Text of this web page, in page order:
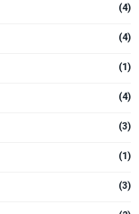
(4)
(4)
(1)
(4)
(3)
(1)
(3)